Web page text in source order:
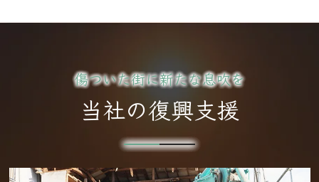
傷ついた街に新たな息吹を
当社の復興支援